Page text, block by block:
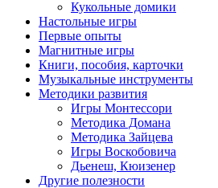
Кукольные домики
Настольные игры
Первые опыты
Магнитные игры
Книги, пособия, карточки
Музыкальные инструменты
Методики развития
Игры Монтессори
Методика Домана
Методика Зайцева
Игры Воскобовича
Дьенеш, Кюизенер
Другие полезности